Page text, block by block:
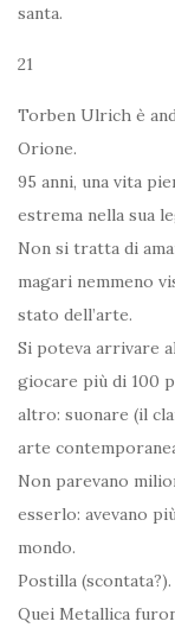
santa.
21
Torben Ulrich è
Orione.
95 anni, una vita
estrema nella sua
Non si tratta di
magari nemmeno
stato dell’arte.
Si poteva arrivare
giocare più di 100
altro: suonare (il
arte
Non parevano
esserlo: avevano
mondo.
Postilla (scontata?).
Quei Metallica